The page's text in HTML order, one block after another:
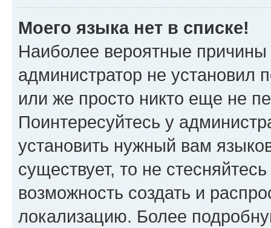
Моего языка нет в списке!
Наиболее вероятные причины
администратор не установил
или же просто никто еще не
Поинтересуйтесь у
установить нужный вам
существует, то не
возможность создать и
локализацию. Более